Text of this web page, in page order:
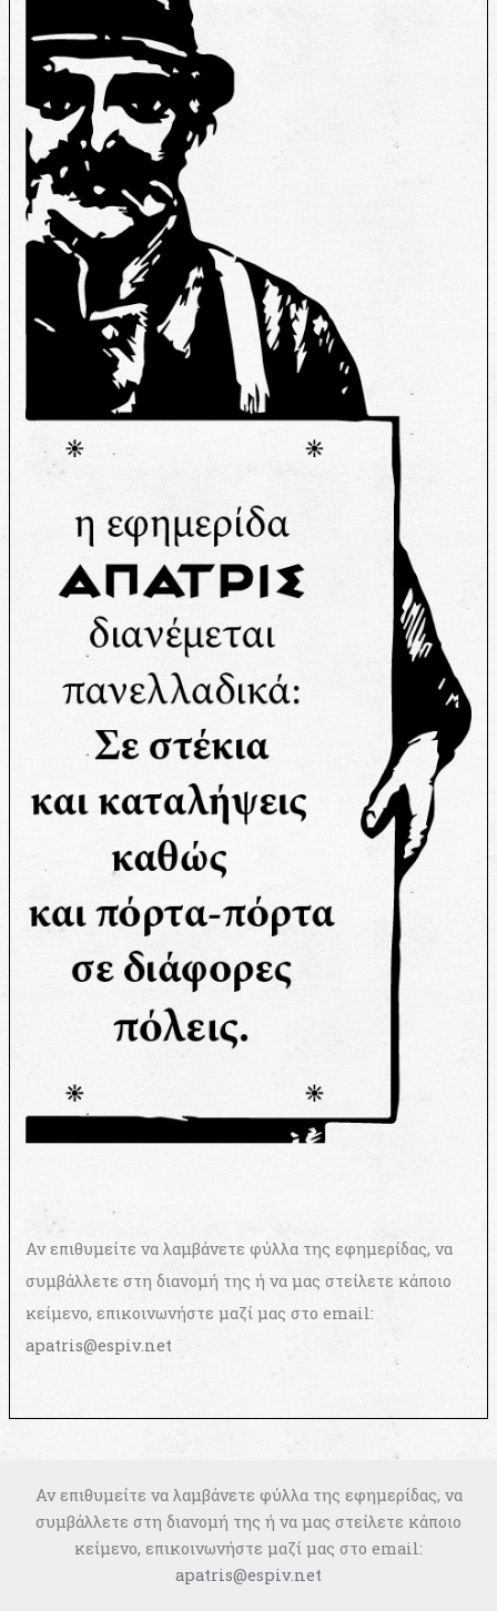
Αν επιθυμείτε να λαμβάνετε φύλλα της εφημερίδας, να
συμβάλλετε στη διανομή της ή να μας στείλετε κάποιο
κείμενο, επικοινωνήστε μαζί μας στο email:
apatris@espiv.net
Αν επιθυμείτε να λαμβάνετε φύλλα της εφημερίδας, να
συμβάλλετε στη διανομή της ή να μας στείλετε κάποιο
κείμενο, επικοινωνήστε μαζί μας στο email:
apatris@espiv.net